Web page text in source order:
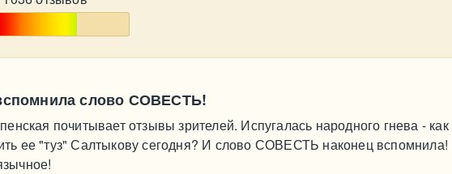
слово СОВЕСТЬ!
почитывает отзывы зрителей. Испугалась народного гнева - как
ее "туз" Салтыкову сегодня? И слово СОВЕСТЬ наконец вспомнила!